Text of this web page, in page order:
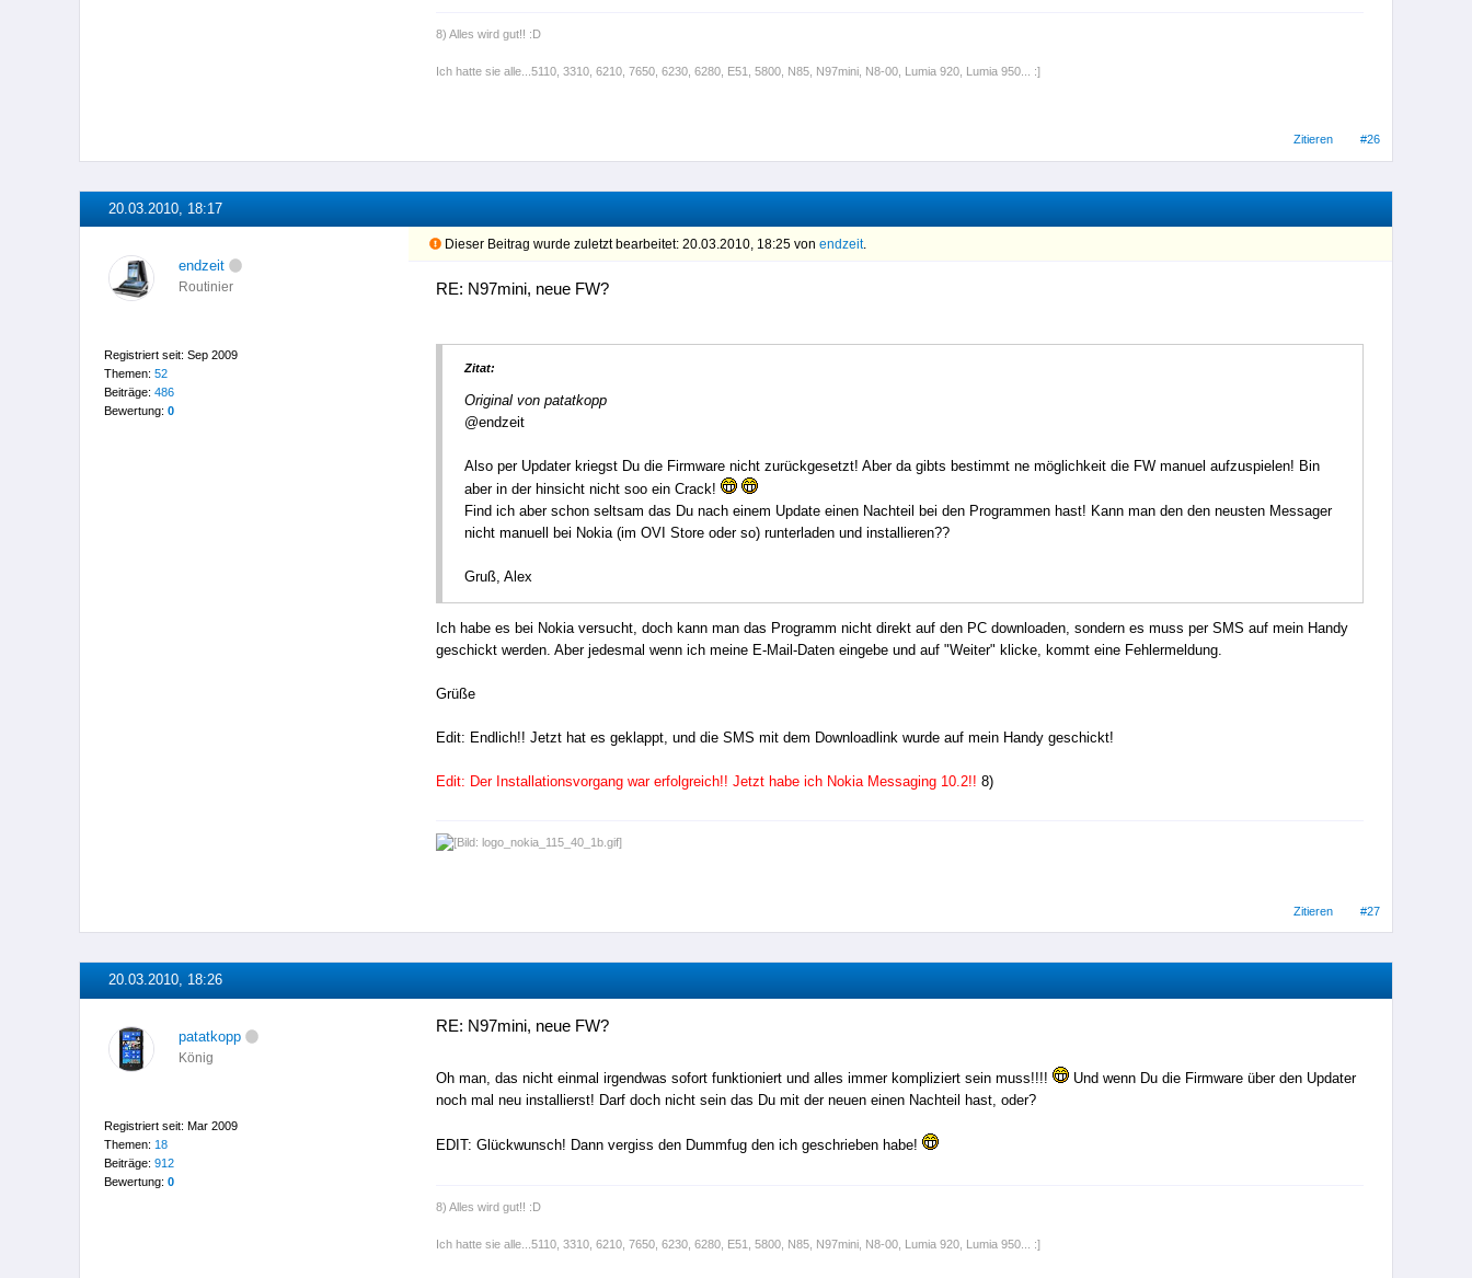
8) Alles wird gut!! :D
Ich hatte sie alle...5110, 3310, 6210, 7650, 6230, 6280, E51, 5800, N85, N97mini, N8-00, Lumia 920, Lumia 950... :]
Zitieren #26
20.03.2010, 18:17
endzeit
Routinier
Registriert seit: Sep 2009
Themen: 52
Beiträge: 486
Bewertung: 0
Dieser Beitrag wurde zuletzt bearbeitet: 20.03.2010, 18:25 vonendzeit.
RE: N97mini, neue FW?
Zitat:
Original von patatkopp
@endzeit
Also per Updater kriegst Du die Firmware nicht zurückgesetzt! Aber da gibts bestimmt ne möglichkeit die FW manuel aufzuspielen! Bin
aber in der hinsicht nicht soo ein Crack!
Find ich aber schon seltsam das Du nach einem Update einen Nachteil bei den Programmen hast! Kann man den den neusten Messager
nicht manuell bei Nokia (im OVI Store oder so) runterladen und installieren??
Gruß, Alex
Ich habe es bei Nokia versucht, doch kann man das Programm nicht direkt auf den PC downloaden, sondern es muss per SMS auf mein Handy
geschickt werden. Aber jedesmal wenn ich meine E-Mail-Daten eingebe und auf "Weiter" klicke, kommt eine Fehlermeldung.
Grüße
Edit: Endlich!! Jetzt hat es geklappt, und die SMS mit dem Downloadlink wurde auf mein Handy geschickt!
Edit: Der Installationsvorgang war erfolgreich!! Jetzt habe ich Nokia Messaging 10.2!!8)
Zitieren #27
20.03.2010, 18:26
patatkopp
König
Registriert seit: Mar 2009
Themen: 18
Beiträge: 912
Bewertung: 0
RE: N97mini, neue FW?
Oh man, das nicht einmal irgendwas sofort funktioniert und alles immer kompliziert sein muss!!!!
Und wenn Du die Firmware über den Updater
noch mal neu installierst! Darf doch nicht sein das Du mit der neuen einen Nachteil hast, oder?
EDIT: Glückwunsch! Dann vergiss den Dummfug den ich geschrieben habe!
8) Alles wird gut!! :D
Ich hatte sie alle...5110, 3310, 6210, 7650, 6230, 6280, E51, 5800, N85, N97mini, N8-00, Lumia 920, Lumia 950... :]